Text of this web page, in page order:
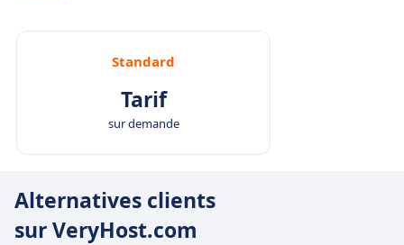
Standard
Tarif
sur demande
Alternatives clients
sur VeryHost.com